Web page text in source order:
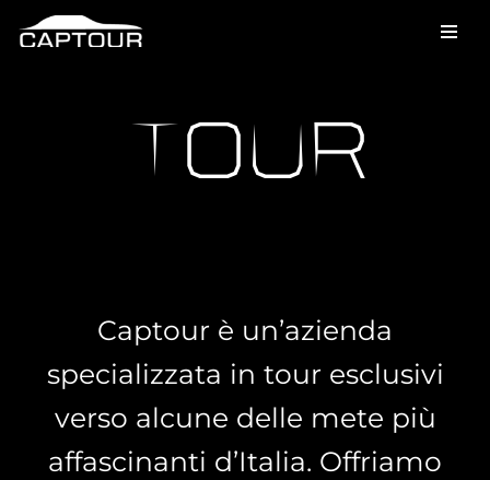
tour
Captour è un’azienda
specializzata in tour esclusivi
verso alcune delle mete più
affascinanti d’Italia. Offriamo